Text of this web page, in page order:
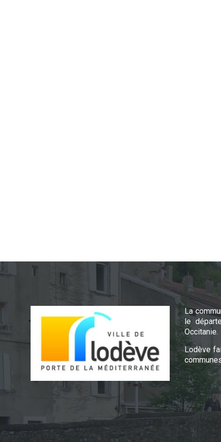
La
le
Occitanie.
Lodève